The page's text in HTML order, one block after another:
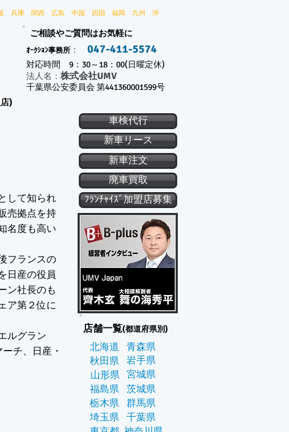
兵庫 関西 広島 中国 四国 福岡 九州 沖
ご相談やご質問はお気軽に
ｵｰｸｼｮﾝ事務所 ： 047-411-5574
対応時間 9：30～18：00(日曜定休)
​法人名： 株式会社UMV
千葉県公安委員会 第441360001599号
店)
して知られ
売拠点を持
名度も高い
フランスの
日産の役員
ン社長のも
ア第２位に
ルグラン
チ、日産・
ﾌﾗﾝﾁｬｲｽﾞ加盟店募集
廃車買取
新車注文
新車リース
車検代行
店舗一覧(都道府県別)
北海道
秋田県
山形県
福島県
栃木県
埼玉県
岩手県
青森県
宮城県
茨城県
群馬県
千葉県